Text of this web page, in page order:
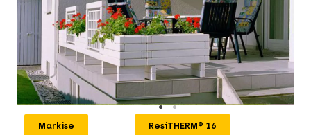
Markise ResiTHERM® 16